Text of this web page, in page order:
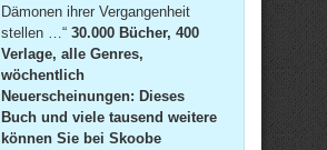
Dämonen ihrer Vergangenheit
stellen …“ 30.000 Bücher, 400
Verlage, alle Genres,
wöchentlich
Neuerscheinungen: Dieses
Buch und viele tausend weitere
können Sie bei Skoobe